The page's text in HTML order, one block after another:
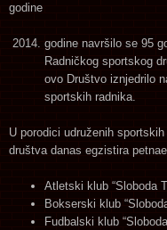
godine
godine navršilo se 95
Radničkog sportskog
ovo Društvo iznjedrilo
sportskih radnika.
U porodici udruženih
društva danas egzistira
Atletski klub “Sloboda
Bokserski klub
Fudbalski klub